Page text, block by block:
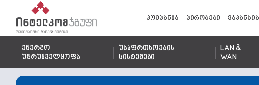
კომპანია პირობები ვაკანსია
ენერგო
უზრუნველყოფა
უსაფრთხოების
სისტემები
LAN &
WAN